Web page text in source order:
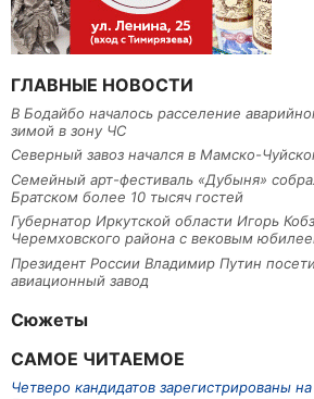
ГЛАВНЫЕ НОВОСТИ
В Бодайбо началось расселение
зимой в зону ЧС
Северный завоз начался в Мамско-
Семейный арт-фестиваль «Дубыня»
Братском более 10 тысяч гостей
Губернатор Иркутской области Игорь
Черемховского района с вековым
Президент России Владимир Путин
авиационный завод
Сюжеты
САМОЕ ЧИТАЕМОЕ
Четверо кандидатов зарегистрированы